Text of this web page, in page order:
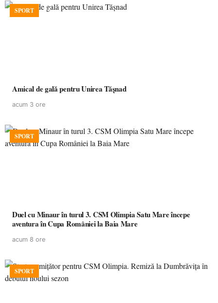
SPORT
Amical de gală pentru Unirea Tășnad
acum 3 ore
SPORT
Duel cu Minaur în turul 3. CSM Olimpia Satu Mare începe
aventura în Cupa României la Baia Mare
acum 8 ore
SPORT